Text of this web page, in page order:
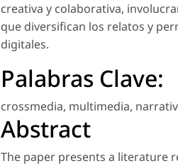
creativa y colaborativa,
que diversifican los relatos y
digitales.
Palabras Clave:
crossmedia, multimedia,
Abstract
The paper presents a literature